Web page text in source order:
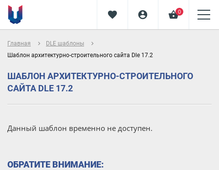
favorite account_circle shopping_basket0
Главная navigate_next DLE шаблоны
navigate_next
Шаблон архитектурно-строительного сайта Dle 17.2
ШАБЛОН АРХИТЕКТУРНО-СТРОИТЕЛЬНОГО
САЙТА DLE 17.2
Данный шаблон временно не доступен.
ОБРАТИТЕ ВНИМАНИЕ: